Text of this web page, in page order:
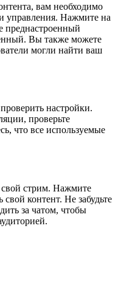
вам необходимо
управления. Нажмите на
преднастроенный
Вы также можете
могли найти ваш
настройки.
проверьте
что все используемые
свой стрим. Нажмите
контент. Не забудьте
за чатом, чтобы